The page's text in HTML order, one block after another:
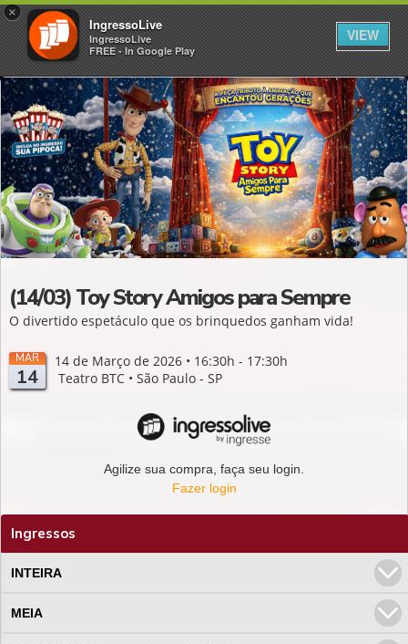
×
IngressoLive
IngressoLive
FREE - In Google Play
VIEW
(14/03) Toy Story Amigos para Sempre
O divertido espetáculo que os brinquedos ganham vida!
MAR
14
14 de Março de 2026 • 16:30h - 17:30h
Teatro BTC • São Paulo - SP
Agilize sua compra, faça seu login.
Fazer login
Ingressos
INTEIRA
MEIA